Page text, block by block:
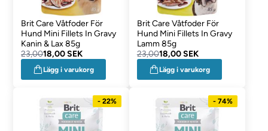
Brit Care Våtfoder För
Hund Mini Fillets In Gravy
Kanin & Lax 85g
23,0018,00 SEK
Lägg i varukorg
Brit Care Våtfoder För
Hund Mini Fillets In Gravy
Lamm 85g
23,0018,00 SEK
Lägg i varukorg
- 22% - 74%